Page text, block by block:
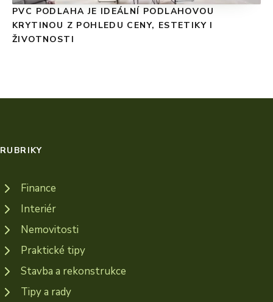
PVC PODLAHA JE IDEÁLNÍ PODLAHOVOU
KRYTINOU Z POHLEDU CENY, ESTETIKY I
ŽIVOTNOSTI
RUBRIKY
Finance
Interiér
Nemovitosti
Praktické tipy
Stavba a rekonstrukce
Tipy a rady